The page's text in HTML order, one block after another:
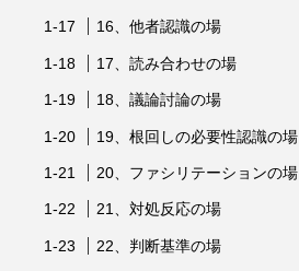
16、他者認識の場
17、読み合わせの場
18、議論討論の場
19、根回しの必要性認識の場
20、ファシリテーションの場
21、対処反応の場
22、判断基準の場